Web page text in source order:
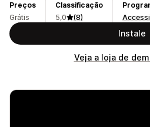
Preços
Grátis
Classificação
5,0
(8)
Instale
Veja a loja de